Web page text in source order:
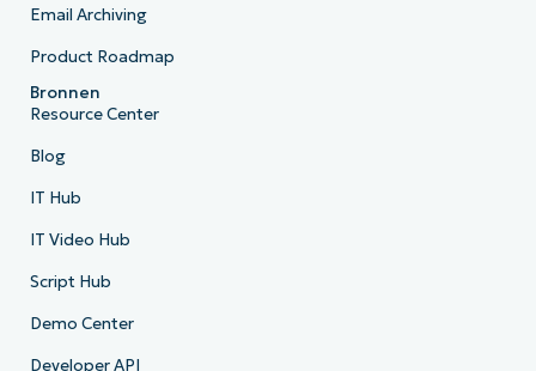
Email Archiving
Product Roadmap
Bronnen
Resource Center
Blog
IT Hub
IT Video Hub
Script Hub
Demo Center
Developer API